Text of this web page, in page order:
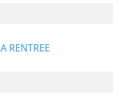
RENTREE